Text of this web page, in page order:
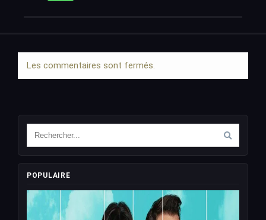
Les commentaires sont fermés.
POPULAIRE